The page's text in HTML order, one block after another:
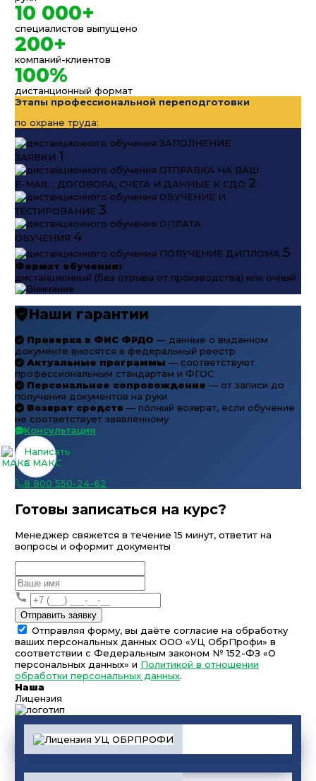
10 000+
специалистов выпущено
200+
компаний-клиентов
100%
дистанционный формат
Этапы профессиональной переподготовки
по охране труда:
ЗАПОЛНЕНИЕ
ЗАЯВКИ 1
ОТПРАВКА НА ВАШ
E-MAIL : ДОГОВОРА, СЧЕТА И ДАННЫЕ К СДО 2
ОБУЧЕНИЕ И
ТЕСТИРОВАНИЕ 3
ОПЛАТА
ОБУЧЕНИЯ 4
ПОЛУЧЕНИЕ ДИПЛОМА 5
Формат обучения:
дистанционный (без отрыва от производства) или очный
Наши гарантии
Проверка в ФИС ФРДО — данные о выданном
документе вносятся в федеральный реестр
Актуальные программы — соответствуют
профессиональным стандартам и ФГОС
Персональное сопровождение — от записи до
получения документов на руки
Возврат средств — полный возврат, если обучение
не соответствует заявленному
Консультация
Написать
в МАКС
8 800 550-24-62
Готовы записаться на курс?
Менеджер свяжется в течение 15 минут, ответит на
вопросы и оформит документы
Отправить заявку
Отправляя форму, вы даёте согласие на обработку
ваших персональных данных ООО «УЦ ОбрПрофи» в
соответствии с Федеральным законом № 152-ФЗ «О
персональных данных» и Политикой в отношении
обработки персональных данных.
Наша
Лицензия